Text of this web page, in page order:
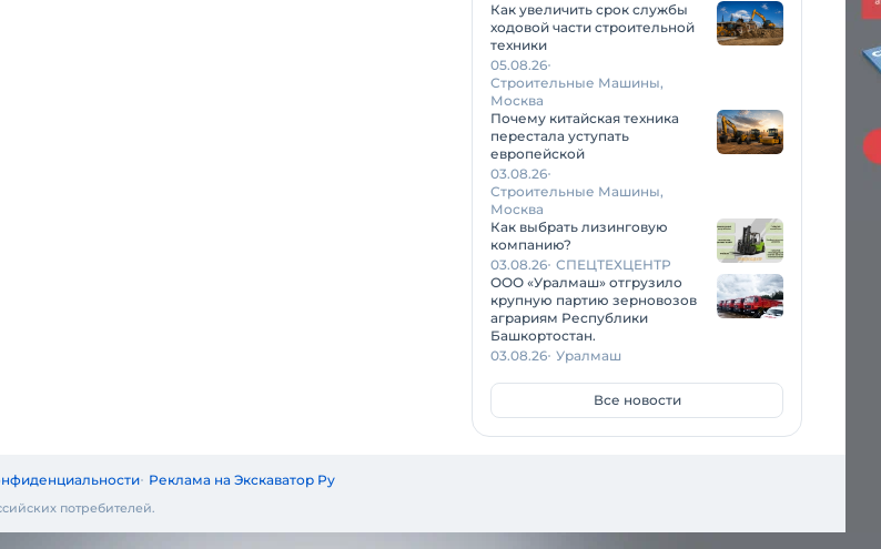
Как увеличить срок службы
ходовой части строительной
техники
05.08.26
Строительные Машины,
Москва
Почему китайская техника
перестала уступать
европейской
03.08.26
Строительные Машины,
Москва
Как выбрать лизинговую
компанию?
03.08.26 СПЕЦТЕХЦЕНТР
ООО «Уралмаш» отгрузило
крупную партию зерновозов
аграриям Республики
Башкортостан.
03.08.26 Уралмаш
Все новости
Реклама на Экскаватор Ру
потребителей.